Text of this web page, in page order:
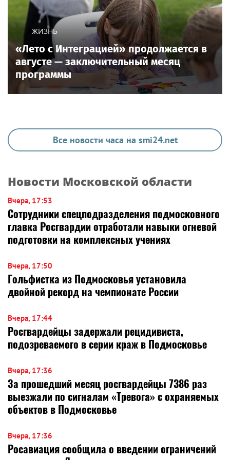
ЖИЗНЬ
«Лето с Интеграцией» продолжается в
августе — заключительный месяц
программы
Все новости часа на smi24.net
Новости Московской области
Вчера, 17:53
Сотрудники спецподразделения подмосковного
главка Росгвардии отработали навыки огневой
подготовки на комплексных учениях
Вчера, 17:50
Гольфистка из Подмосковья установила
двойной рекорд на чемпионате России
Вчера, 17:44
Росгвардейцы задержали рецидивиста,
подозреваемого в серии краж в Подмосковье
Вчера, 17:36
За прошедший месяц росгвардейцы 7386 раз
выезжали по сигналам «Тревога» с охраняемых
объектов в Подмосковье
Вчера, 17:36
Росавиация сообщила о введении ограничений